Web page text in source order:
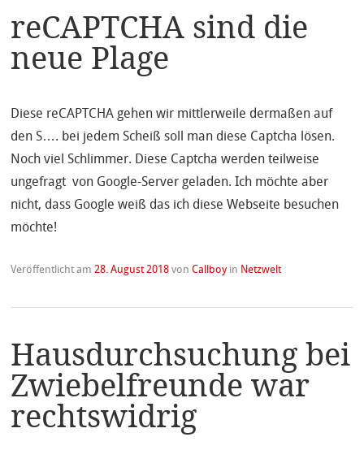
reCAPTCHA sind die
neue Plage
Diese reCAPTCHA gehen wir mittlerweile dermaßen auf
den S…. bei jedem Scheiß soll man diese Captcha lösen.
Noch viel Schlimmer. Diese Captcha werden teilweise
ungefragt von Google-Server geladen. Ich möchte aber
nicht, dass Google weiß das ich diese Webseite besuchen
möchte!
Veröffentlicht am28. August 2018 vonCallboy in Netzwelt
Hausdurchsuchung bei
Zwiebelfreunde war
rechtswidrig